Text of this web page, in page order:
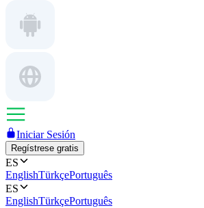
Iniciar Sesión
Regístrese gratis
ES
EnglishTürkçePortuguês
ES
EnglishTürkçePortuguês